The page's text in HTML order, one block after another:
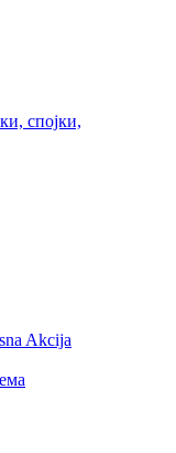
спојки,
Akcija